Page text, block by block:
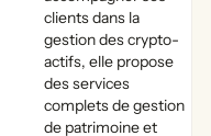
clients dans la
gestion des crypto-
actifs, elle propose
des services
complets de gestion
de patrimoine et